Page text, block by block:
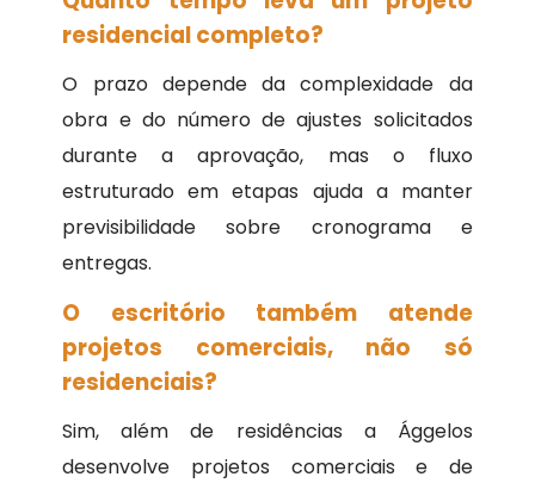
residencial completo?
O prazo depende da complexidade da
obra e do número de ajustes solicitados
durante a aprovação, mas o fluxo
estruturado em etapas ajuda a manter
previsibilidade sobre cronograma e
entregas.
O escritório também atende
projetos comerciais, não só
residenciais?
Sim, além de residências a Ággelos
desenvolve projetos comerciais e de